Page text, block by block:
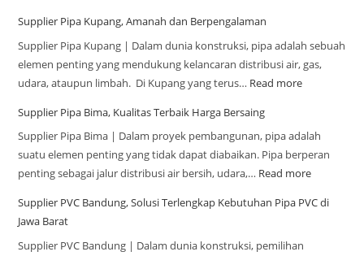
Supplier Pipa Kupang, Amanah dan Berpengalaman
Supplier Pipa Kupang | Dalam dunia konstruksi, pipa adalah sebuah
elemen penting yang mendukung kelancaran distribusi air, gas,
udara, ataupun limbah. Di Kupang yang terus… Read more
Supplier Pipa Bima, Kualitas Terbaik Harga Bersaing
Supplier Pipa Bima | Dalam proyek pembangunan, pipa adalah
suatu elemen penting yang tidak dapat diabaikan. Pipa berperan
penting sebagai jalur distribusi air bersih, udara,… Read more
Supplier PVC Bandung, Solusi Terlengkap Kebutuhan Pipa PVC di
Jawa Barat
Supplier PVC Bandung | Dalam dunia konstruksi, pemilihan